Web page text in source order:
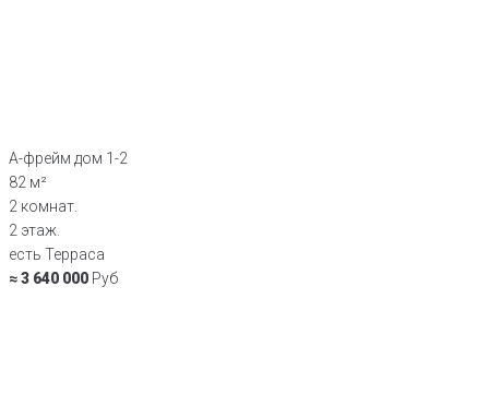
А-фрейм дом 1-2
82 м²
2 комнат.
2 этаж.
есть Терраса
≈ 3 640 000 Руб